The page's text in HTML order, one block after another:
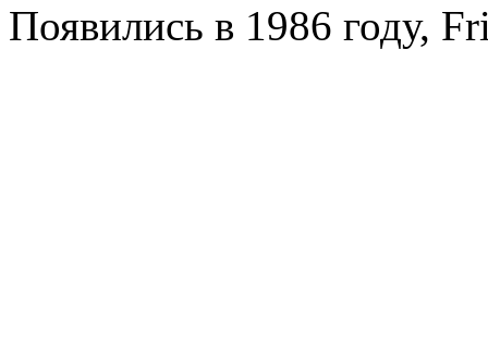
Появились в 1986 году,